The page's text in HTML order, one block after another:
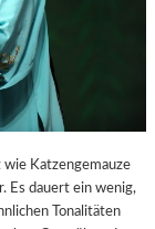
wie Katzengemauze
Es dauert ein wenig,
Tonalitäten